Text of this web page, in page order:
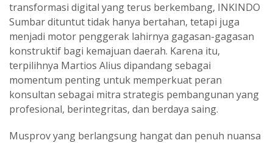
transformasi digital yang terus berkembang, INKINDO
Sumbar dituntut tidak hanya bertahan, tetapi juga
menjadi motor penggerak lahirnya gagasan-gagasan
konstruktif bagi kemajuan daerah. Karena itu,
terpilihnya Martios Alius dipandang sebagai
momentum penting untuk memperkuat peran
konsultan sebagai mitra strategis pembangunan yang
profesional, berintegritas, dan berdaya saing.
Musprov yang berlangsung hangat dan penuh nuansa